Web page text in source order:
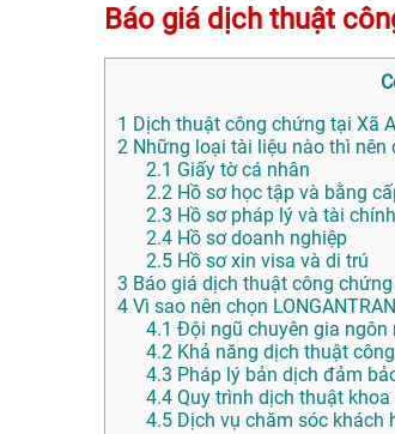
Báo giá dịch thuật
1 Dịch thuật công chứng tại Xã
2 Những loại tài liệu nào thì
2.1 Giấy tờ cá nhân
2.2 Hồ sơ học tập và bằng
2.3 Hồ sơ pháp lý và tài chính
2.4 Hồ sơ doanh nghiệp
2.5 Hồ sơ xin visa và di trú
3 Báo giá dịch thuật công
4 Vì sao nên chọn
4.1 Đội ngũ chuyên gia
4.2 Khả năng dịch thuật
4.3 Pháp lý bản dịch đảm
4.4 Quy trình dịch thuật khoa
4.5 Dịch vụ chăm sóc khách